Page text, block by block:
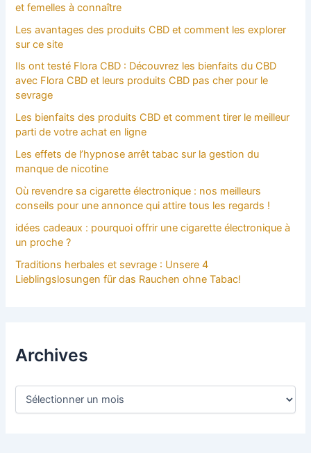
et femelles à connaître
Les avantages des produits CBD et comment les explorer
sur ce site
Ils ont testé Flora CBD : Découvrez les bienfaits du CBD
avec Flora CBD et leurs produits CBD pas cher pour le
sevrage
Les bienfaits des produits CBD et comment tirer le meilleur
parti de votre achat en ligne
Les effets de l’hypnose arrêt tabac sur la gestion du
manque de nicotine
Où revendre sa cigarette électronique : nos meilleurs
conseils pour une annonce qui attire tous les regards !
idées cadeaux : pourquoi offrir une cigarette électronique à
un proche ?
Traditions herbales et sevrage : Unsere 4
Lieblingslosungen für das Rauchen ohne Tabac!
Archives
A